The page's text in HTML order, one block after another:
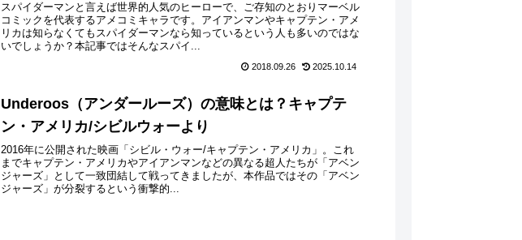
スパイダーマンと言えば世界的人気のヒーローで、ご存知のとおりマーベル
コミックを代表するアメコミキャラです。アイアンマンやキャプテン・アメ
リカは知らなくてもスパイダーマンなら知っているという人も多いのではな
いでしょうか？本記事ではそんなスパイ...
2018.09.26 2025.10.14
Underoos（アンダールーズ）の意味とは？キャプテ
ン・アメリカ/シビルウォーより
2016年に公開された映画「シビル・ウォー/キャプテン・アメリカ」。これ
までキャプテン・アメリカやアイアンマンなどの異なる超人たちが「アベン
ジャーズ」として一致団結して戦ってきましたが、本作品ではその「アベン
ジャーズ」が分裂するという衝撃的...